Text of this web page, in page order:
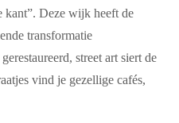
kant”. Deze wijk heeft de
transformatie
street art siert de
vind je gezellige cafés,